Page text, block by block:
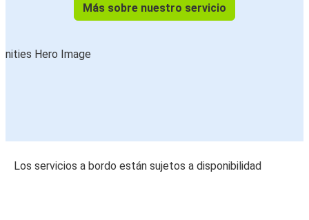
Más sobre nuestro servicio
Los servicios a bordo están sujetos a disponibilidad